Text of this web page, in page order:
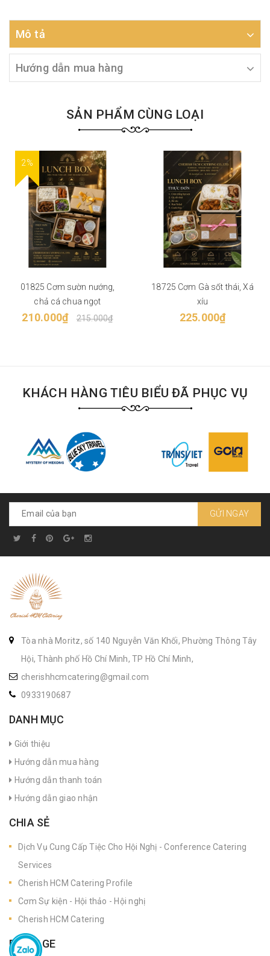
Mô tả
Hướng dẫn mua hàng
SẢN PHẨM CÙNG LOẠI
2%
01825 Cơm sườn nướng,
chả cá chua ngọt
210.000₫ 215.000₫
18725 Cơm Gà sốt thái, Xá
xíu
225.000₫
KHÁCH HÀNG TIÊU BIỂU ĐÃ PHỤC VỤ
GỬI NGAY
Tòa nhà Moritz, số 140 Nguyễn Văn Khối, Phường Thông Tây
Hội, Thành phố Hồ Chí Minh, TP Hồ Chí Minh,
cherishhcmcatering@gmail.com
0933190687
DANH MỤC
Giới thiệu
Hướng dẫn mua hàng
Hướng dẫn thanh toán
Hướng dẫn giao nhận
CHIA SẺ
Dịch Vụ Cung Cấp Tiệc Cho Hội Nghị - Conference Catering
Services
Cherish HCM Catering Profile
Cơm Sự kiện - Hội thảo - Hội nghị
Cherish HCM Catering
FANPAGE